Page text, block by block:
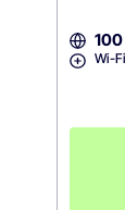
100
Wi-